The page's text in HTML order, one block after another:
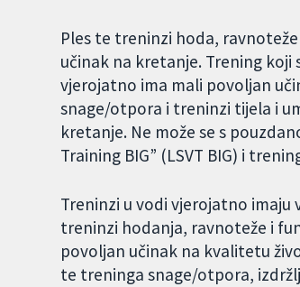
Ples te treninzi hoda,
učinak na kretanje. Trening
vjerojatno ima mali povoljan
snage/otpora i treninzi tijela i
kretanje. Ne može se s
Training BIG” (LSVT BIG) i
Treninzi u vodi vjerojatno
treninzi hodanja, ravnoteže i
povoljan učinak na kvalitetu
te treninga snage/otpora,